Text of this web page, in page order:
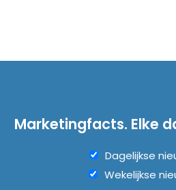
Marketingfacts. Elke
Dagelijkse
Wekelijkse